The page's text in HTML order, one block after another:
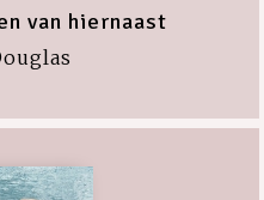
van hiernaast